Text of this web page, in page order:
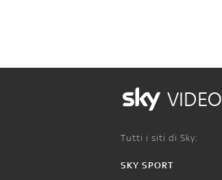
VIDEO
Tutti i siti di Sky:
SKY SPORT